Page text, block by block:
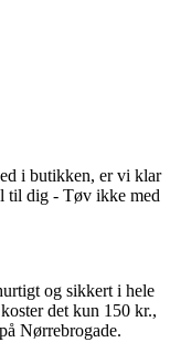
i butikken, er vi klar
til dig - Tøv ikke med
og sikkert i hele
det kun 150 kr.,
Nørrebrogade.